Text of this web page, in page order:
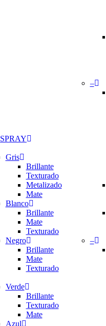
SPRAY
Gris
Brillante
Texturado
Metalizado
Mate
Blanco
Brillante
Mate
Texturado
Negro
Brillante
Mate
Texturado
Verde
Brillante
Texturado
Mate
Azul
–
–